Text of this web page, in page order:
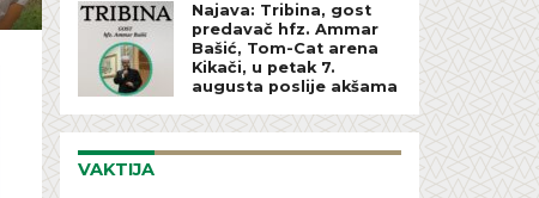
Najava: Tribina, gost
predavač hfz. Ammar
Bašić, Tom-Cat arena
Kikači, u petak 7.
augusta poslije akšama
VAKTIJA